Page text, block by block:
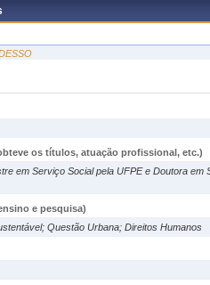
os títulos, atuação profissional, etc.)
em Serviço Social pela UFPE e Doutora em
e pesquisa)
Questão Urbana; Direitos Humanos